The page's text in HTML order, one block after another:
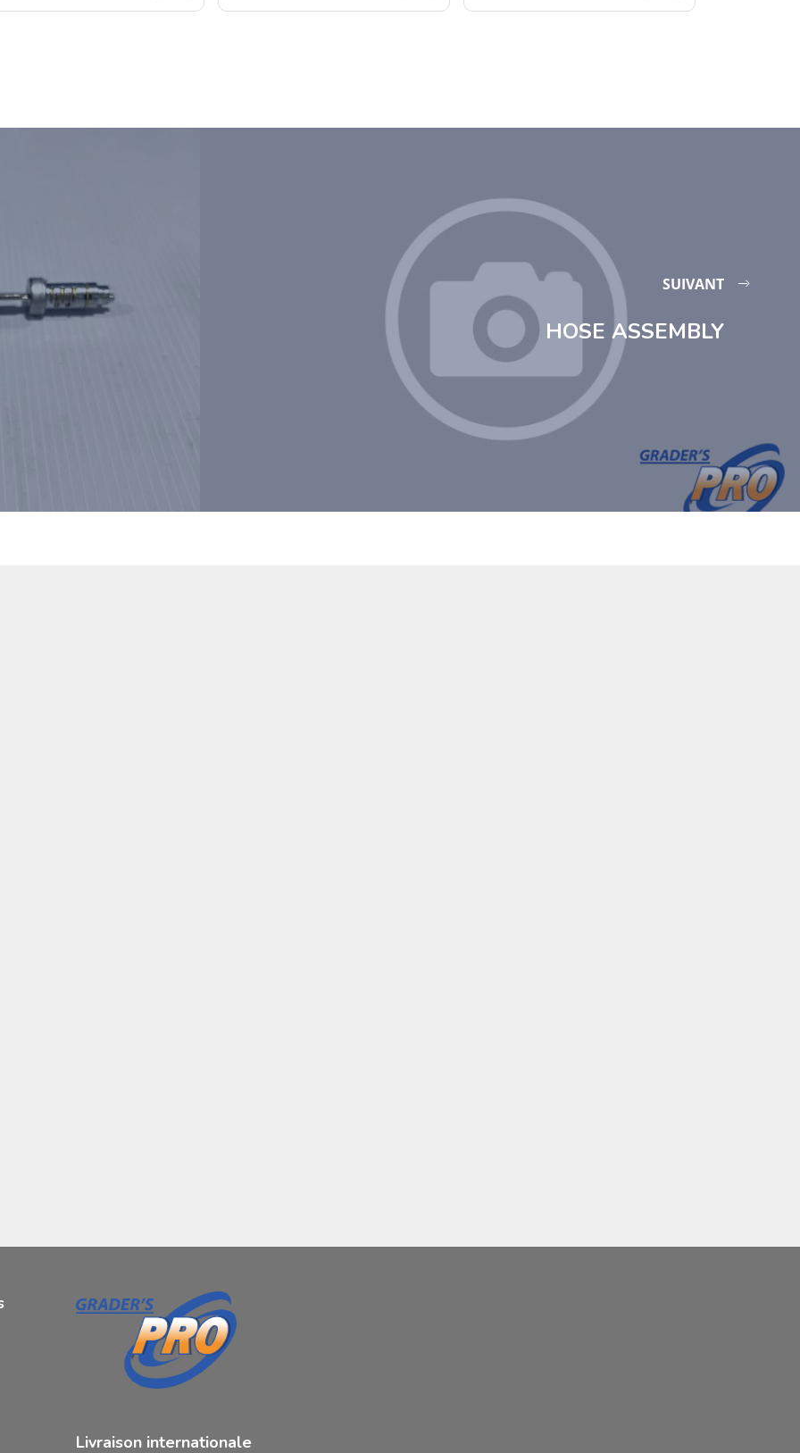
SUIVANT
HOSE ASSEMBLY
Livraison internationale